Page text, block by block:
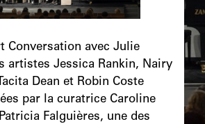
Conversation avec Julie
artistes Jessica Rankin, Nairy
Dean et Robin Coste
par la curatrice Caroline
Falguières, une des